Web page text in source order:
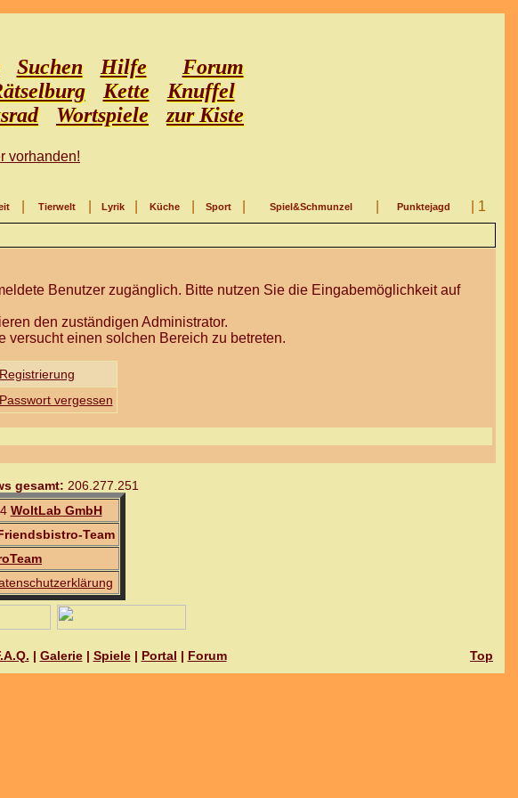
Suchen Hilfe
Forum
Kette
Knuffel
Wortspiele zur Kiste
vorhanden!
Tierwelt Lyrik Küche Sport Spiel&Schmunzel Punktejagd
| 1
Benutzer zugänglich. Bitte nutzen Sie die Eingabemöglichkeit auf
den zuständigen Administrator.
versucht einen solchen Bereich zu betreten.
Registrierung
Passwort vergessen
gesamt: 206.277.251
WoltLab GmbH
Team
| Galerie| Spiele| Portal | Forum Top